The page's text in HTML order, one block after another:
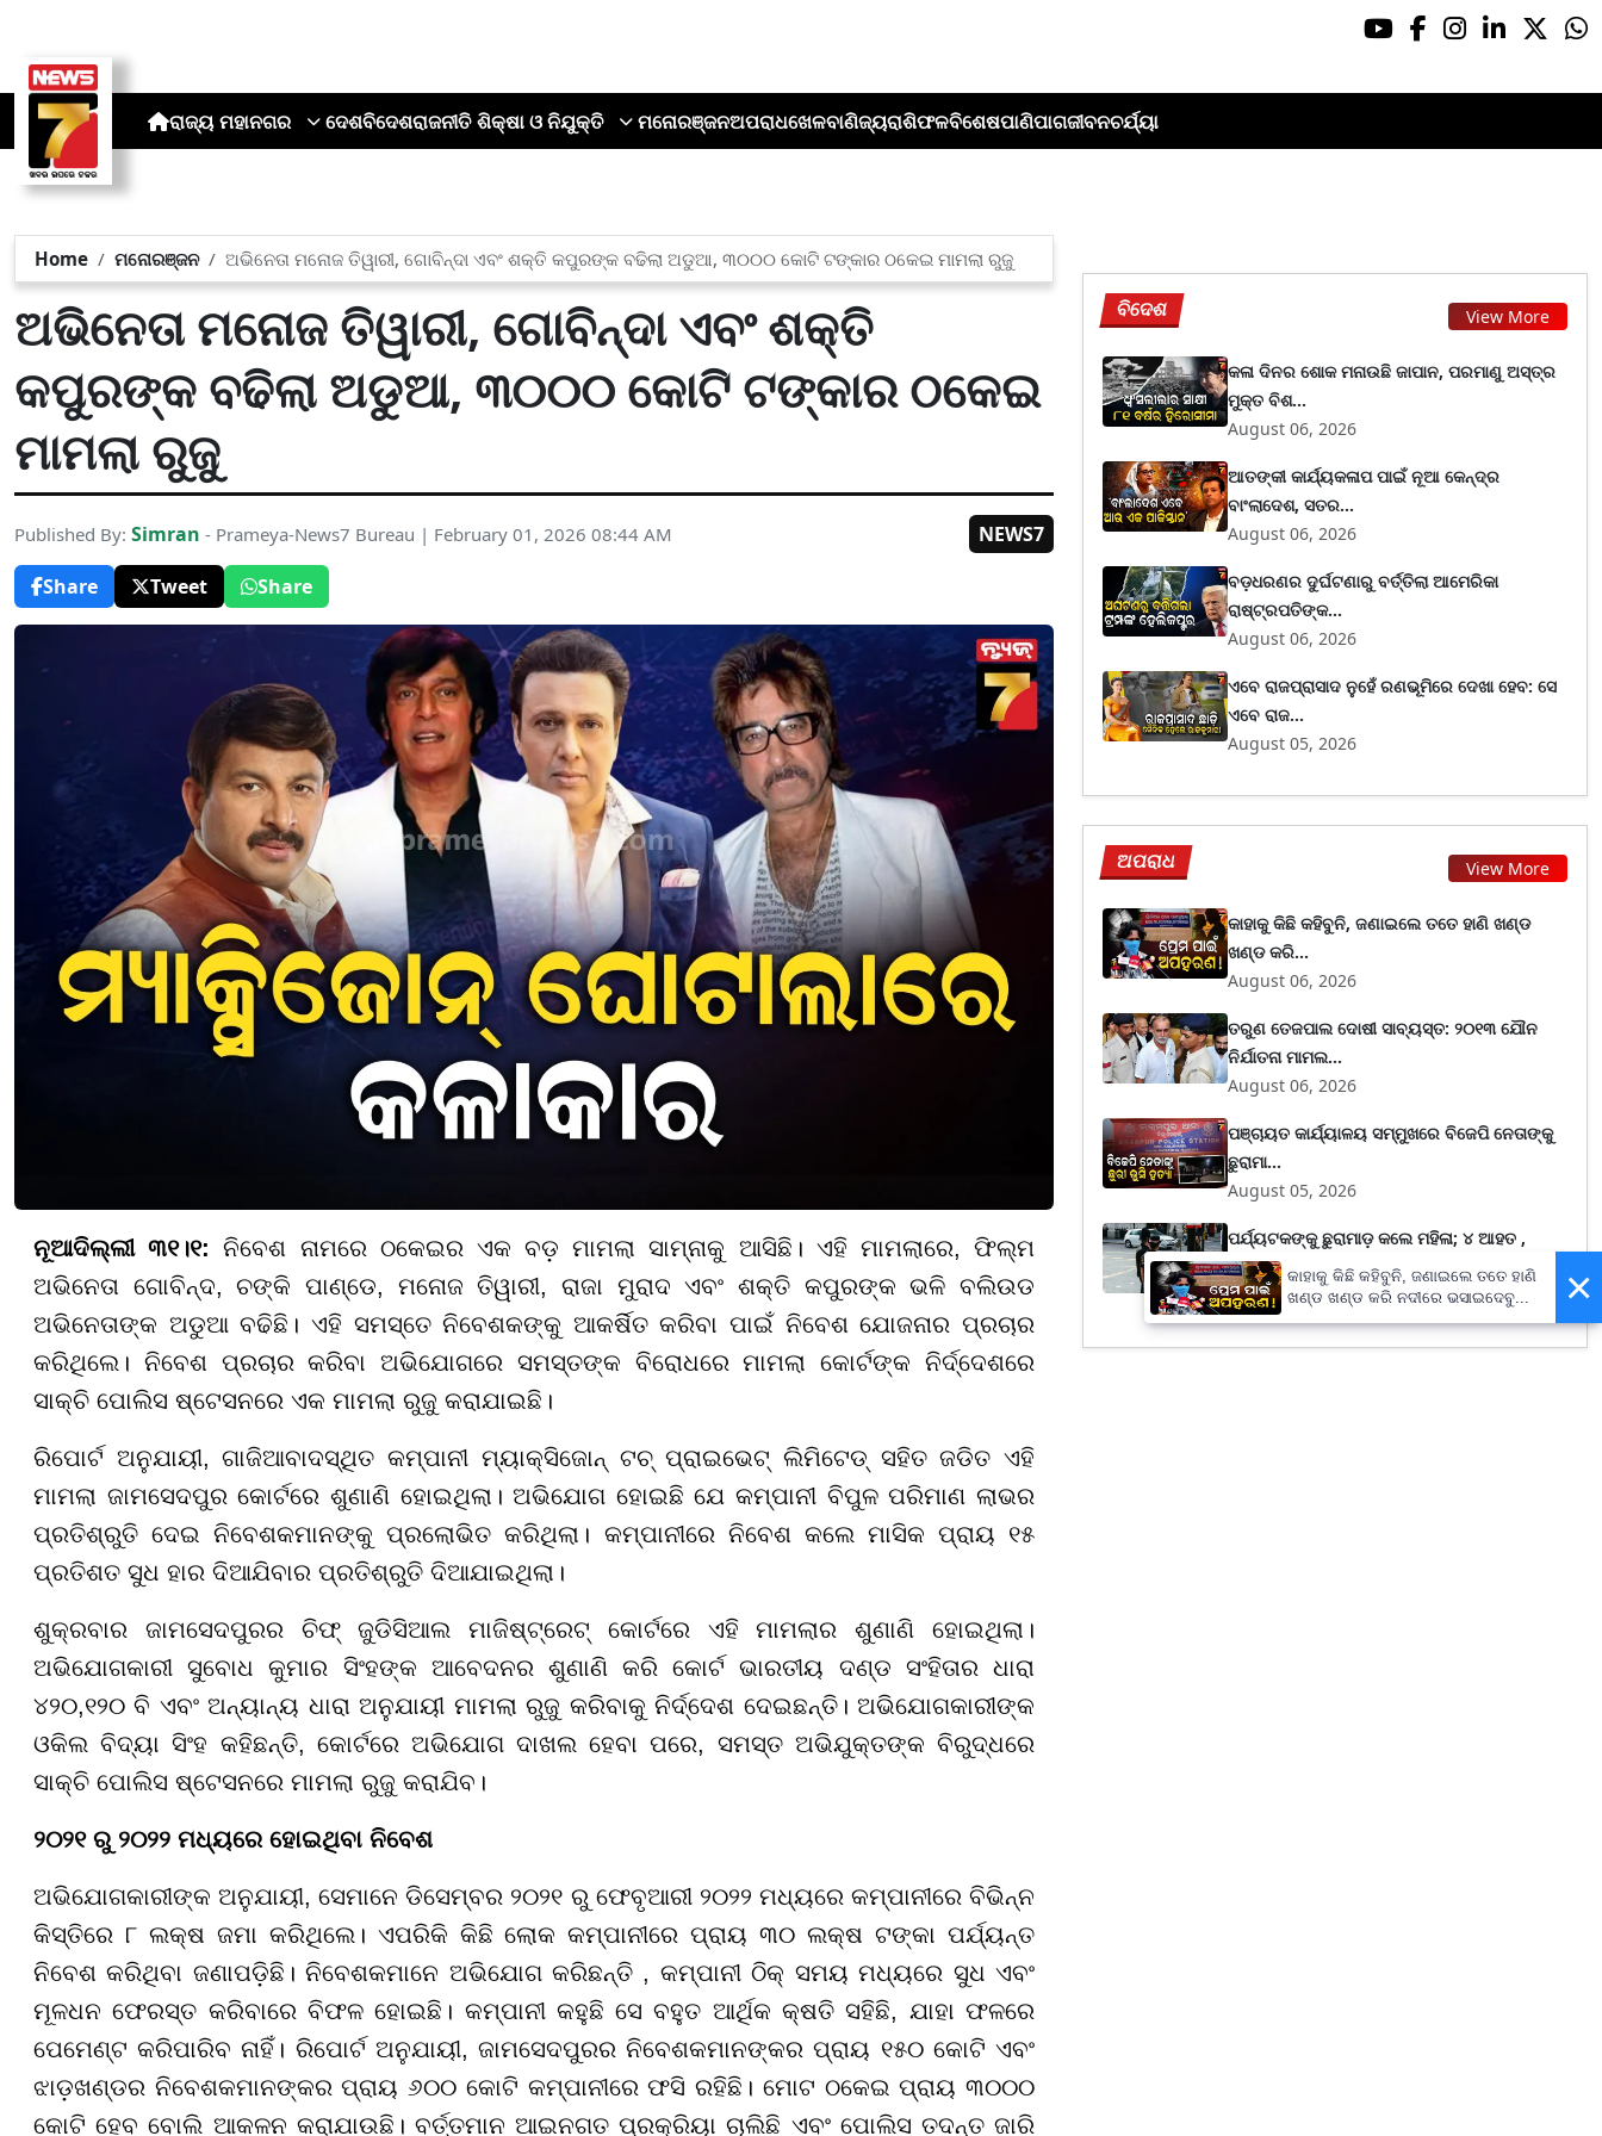
ରାଜ୍ୟ ମହାନଗର ଦେଶବିଦେଶରାଜନୀତି ଶିକ୍ଷା ଓ ନିଯୁକ୍ତି ମନୋରଞ୍ଜନଅପରାଧଖେଳବାଣିଜ୍ୟରାଶିଫଳବିଶେଷପାଣିପାଗଜୀବନଚର୍ଯ୍ୟା
Home ମନୋରଞ୍ଜନ ଅଭିନେତା ମନୋଜ ତିୱାରୀ, ଗୋବିନ୍ଦା ଏବଂ ଶକ୍ତି କପୁରଙ୍କ ବଢିଲା ଅଡୁଆ, ୩୦୦୦ କୋଟି ଟଙ୍କାର ଠକେଇ ମାମଲା ରୁଜୁ
ଅଭିନେତା ମନୋଜ ତିୱାରୀ, ଗୋବିନ୍ଦା ଏବଂ ଶକ୍ତି
କପୁରଙ୍କ ବଢିଲା ଅଡୁଆ, ୩୦୦୦ କୋଟି ଟଙ୍କାର ଠକେଇ
ମାମଲା ରୁଜୁ
Published By: Simran - Prameya-News7 Bureau | February 01, 2026 08:44 AM
NEWS7
Share
Tweet Share
ନୂଆଦିଲ୍ଲୀ ୩୧।୧:ନିବେଶ ନାମରେ ଠକେଇର ଏକ ବଡ଼ ମାମଲା ସାମ୍ନାକୁ ଆସିଛି। ଏହି ମାମଲାରେ, ଫିଲ୍ମ
ଅଭିନେତା ଗୋବିନ୍ଦ, ଚଙ୍କି ପାଣ୍ଡେ, ମନୋଜ ତିୱାରୀ, ରାଜା ମୁରାଦ ଏବଂ ଶକ୍ତି କପୁରଙ୍କ ଭଳି ବଲିଉଡ
ଅଭିନେତାଙ୍କ ଅଡୁଆ ବଢିଛି। ଏହି ସମସ୍ତେ ନିବେଶକଙ୍କୁ ଆକର୍ଷିତ କରିବା ପାଇଁ ନିବେଶ ଯୋଜନାର ପ୍ରଚାର
କରିଥିଲେ। ନିବେଶ ପ୍ରଚାର କରିବା ଅଭିଯୋଗରେ ସମସ୍ତଙ୍କ ବିରୋଧରେ ମାମଲା କୋର୍ଟଙ୍କ ନିର୍ଦ୍ଦେଶରେ
ସାକ୍ଚି ପୋଲିସ ଷ୍ଟେସନରେ ଏକ ମାମଲା ରୁଜୁ କରାଯାଇଛି।
ରିପୋର୍ଟ ଅନୁଯାୟୀ, ଗାଜିଆବାଦସ୍ଥିତ କମ୍ପାନୀ ମ୍ୟାକ୍ସିଜୋନ୍ ଟଚ୍ ପ୍ରାଇଭେଟ୍ ଲିମିଟେଡ୍ ସହିତ ଜଡିତ ଏହି
ମାମଲା ଜାମସେଦପୁର କୋର୍ଟରେ ଶୁଣାଣି ହୋଇଥିଲା। ଅଭିଯୋଗ ହୋଇଛି ଯେ କମ୍ପାନୀ ବିପୁଳ ପରିମାଣ ଲାଭର
ପ୍ରତିଶ୍ରୁତି ଦେଇ ନିବେଶକମାନଙ୍କୁ ପ୍ରଲୋଭିତ କରିଥିଲା। କମ୍ପାନୀରେ ନିବେଶ କଲେ ମାସିକ ପ୍ରାୟ ୧୫
ପ୍ରତିଶତ ସୁଧ ହାର ଦିଆଯିବାର ପ୍ରତିଶ୍ରୁତି ଦିଆଯାଇଥିଲା।
ଶୁକ୍ରବାର ଜାମସେଦପୁରର ଚିଫ୍ ଜୁଡିସିଆଲ ମାଜିଷ୍ଟ୍ରେଟ୍ କୋର୍ଟରେ ଏହି ମାମଲାର ଶୁଣାଣି ହୋଇଥିଲା।
ଅଭିଯୋଗକାରୀ ସୁବୋଧ କୁମାର ସିଂହଙ୍କ ଆବେଦନର ଶୁଣାଣି କରି କୋର୍ଟ ଭାରତୀୟ ଦଣ୍ଡ ସଂହିତାର ଧାରା
୪୨୦,୧୨୦ ବି ଏବଂ ଅନ୍ୟାନ୍ୟ ଧାରା ଅନୁଯାୟୀ ମାମଲା ରୁଜୁ କରିବାକୁ ନିର୍ଦ୍ଦେଶ ଦେଇଛନ୍ତି। ଅଭିଯୋଗକାରୀଙ୍କ
ଓକିଲ ବିଦ୍ୟା ସିଂହ କହିଛନ୍ତି, କୋର୍ଟରେ ଅଭିଯୋଗ ଦାଖଲ ହେବା ପରେ, ସମସ୍ତ ଅଭିଯୁକ୍ତଙ୍କ ବିରୁଦ୍ଧରେ
ସାକ୍ଚି ପୋଲିସ ଷ୍ଟେସନରେ ମାମଲା ରୁଜୁ କରାଯିବ।
୨୦୨୧ ରୁ ୨୦୨୨ ମଧ୍ୟରେ ହୋଇଥିବା ନିବେଶ
ଅଭିଯୋଗକାରୀଙ୍କ ଅନୁଯାୟୀ, ସେମାନେ ଡିସେମ୍ବର ୨୦୨୧ ରୁ ଫେବୃଆରୀ ୨୦୨୨ ମଧ୍ୟରେ କମ୍ପାନୀରେ ବିଭିନ୍ନ
କିସ୍ତିରେ ୮ ଲକ୍ଷ ଜମା କରିଥିଲେ। ଏପରିକି କିଛି ଲୋକ କମ୍ପାନୀରେ ପ୍ରାୟ ୩୦ ଲକ୍ଷ ଟଙ୍କା ପର୍ଯ୍ୟନ୍ତ
ନିବେଶ କରିଥିବା ଜଣାପଡ଼ିଛି। ନିବେଶକମାନେ ଅଭିଯୋଗ କରିଛନ୍ତି , କମ୍ପାନୀ ଠିକ୍ ସମୟ ମଧ୍ୟରେ ସୁଧ ଏବଂ
ମୂଳଧନ ଫେରସ୍ତ କରିବାରେ ବିଫଳ ହୋଇଛି। କମ୍ପାନୀ କହୁଛି ସେ ବହୁତ ଆର୍ଥିକ କ୍ଷତି ସହିଛି, ଯାହା ଫଳରେ
ପେମେଣ୍ଟ କରିପାରିବ ନାହିଁ। ରିପୋର୍ଟ ଅନୁଯାୟୀ, ଜାମସେଦପୁରର ନିବେଶକମାନଙ୍କର ପ୍ରାୟ ୧୫୦ କୋଟି ଏବଂ
ଝାଡ଼ଖଣ୍ଡର ନିବେଶକମାନଙ୍କର ପ୍ରାୟ ୬୦୦ କୋଟି କମ୍ପାନୀରେ ଫସି ରହିଛି। ମୋଟ ଠକେଇ ପ୍ରାୟ ୩୦୦୦
କୋଟି ହେବ ବୋଲି ଆକଳନ କରାଯାଉଛି। ବର୍ତ୍ତମାନ ଆଇନଗତ ପ୍ରକ୍ରିୟା ଚାଲିଛି ଏବଂ ପୋଲିସ ତଦନ୍ତ ଜାରି
ବିଦେଶ View More
କଳା ଦିନର ଶୋକ ମନାଉଛି ଜାପାନ, ପରମାଣୁ ଅସ୍ତ୍ର
ମୁକ୍ତ ବିଶ...
August 06, 2026
ଆତଙ୍କୀ କାର୍ଯ୍ୟକଳାପ ପାଇଁ ନୂଆ କେନ୍ଦ୍ର
ବାଂଲାଦେଶ, ସତର...
August 06, 2026
ବଡ଼ଧରଣର ଦୁର୍ଘଟଣାରୁ ବର୍ତ୍ତିଲା ଆମେରିକା
ରାଷ୍ଟ୍ରପତିଙ୍କ...
August 06, 2026
ଏବେ ରାଜପ୍ରାସାଦ ନୁହେଁ ରଣଭୂମିରେ ଦେଖା ହେବ: ସେ
ଏବେ ରାଜ...
August 05, 2026
ଅପରାଧ View More
କାହାକୁ କିଛି କହିବୁନି, ଜଣାଇଲେ ତତେ ହାଣି ଖଣ୍ଡ
ଖଣ୍ଡ କରି...
August 06, 2026
ତରୁଣ ତେଜପାଲ ଦୋଷୀ ସାବ୍ୟସ୍ତ: ୨୦୧୩ ଯୌନ
ନିର୍ଯାତନା ମାମଲ...
August 06, 2026
ପଞ୍ଚାୟତ କାର୍ଯ୍ୟାଳୟ ସମ୍ମୁଖରେ ବିଜେପି ନେତାଙ୍କୁ
ଛୁରାମା...
August 05, 2026
ପର୍ଯ୍ୟଟକଙ୍କୁ ଛୁରାମାଡ଼ କଲେ ମହିଳା; ୪ ଆହତ ,
ଅଭିଯୁକ୍ତ...
August 05, 2026
×
କାହାକୁ କିଛି କହିବୁନି, ଜଣାଇଲେ ତତେ ହାଣି
ଖଣ୍ଡ ଖଣ୍ଡ କରି ନଦୀରେ ଭସାଇଦେବୁ...